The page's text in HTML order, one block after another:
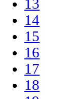
13
14
15
16
17
18